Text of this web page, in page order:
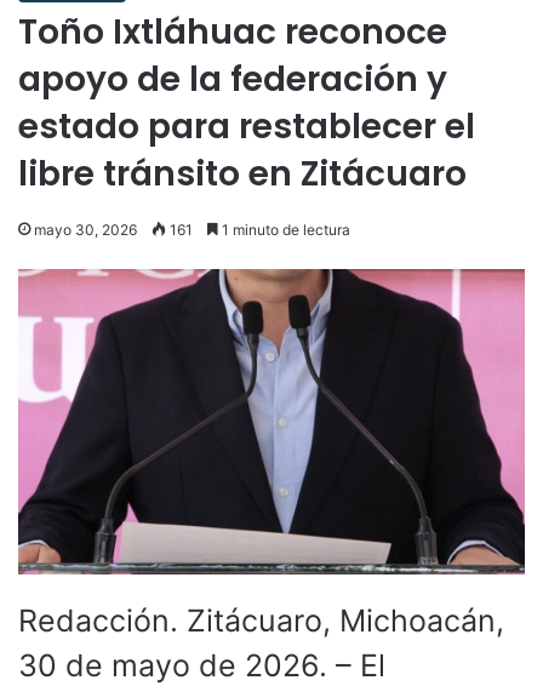
Toño Ixtláhuac reconoce
apoyo de la federación y
estado para restablecer el
libre tránsito en Zitácuaro
mayo 30, 2026 161 1 minuto de lectura
Redacción. Zitácuaro, Michoacán,
30 de mayo de 2026. – El